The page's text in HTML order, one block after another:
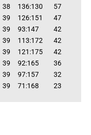
38 136:130
57
39 126:151
47
39 93:147
42
39 113:172
42
39 121:175
42
39 92:165
36
39 97:157
32
39 71:168 23